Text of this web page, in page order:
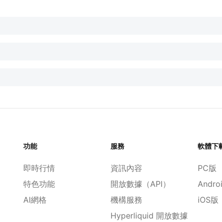
功能
即時行情
特色功能
AI網格
服務
資訊內容
開放數據（API）
機構服務
Hyperliquid 開放數據
軟體下
PC版
iOS版